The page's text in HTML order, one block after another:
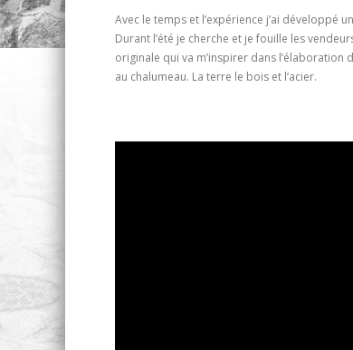
Avec le temps et l’expérience j’ai développé
Durant l’été je cherche et je fouille les
originale qui va m’inspirer dans l’élaboration
au chalumeau. La terre le bois et l’acier.